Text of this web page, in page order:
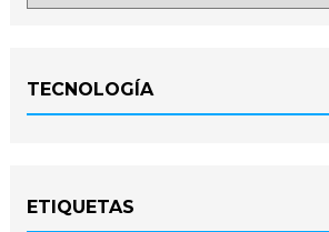
TECNOLOGÍA
ETIQUETAS